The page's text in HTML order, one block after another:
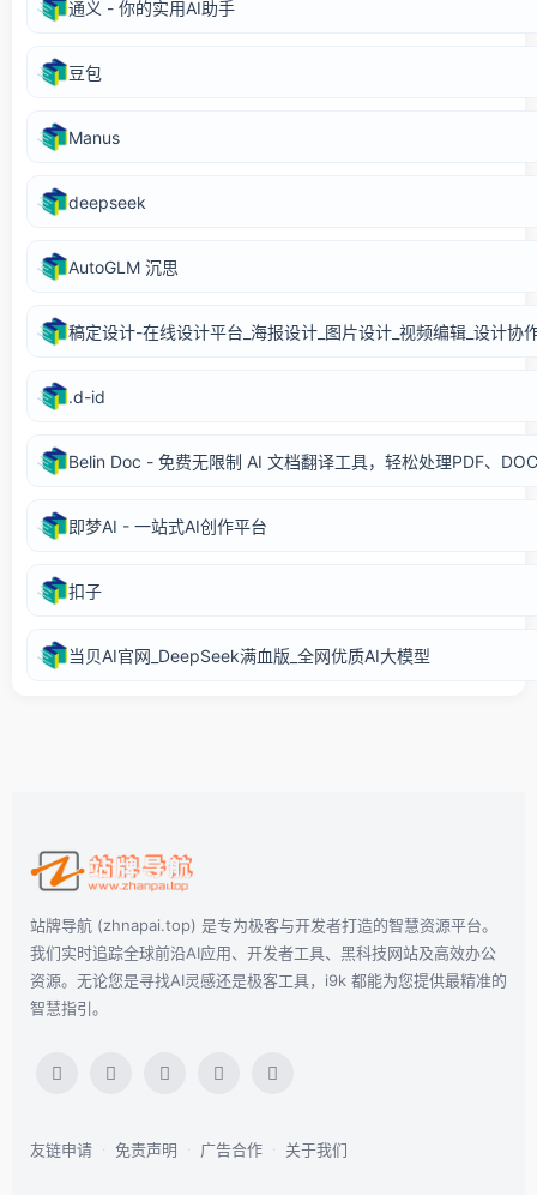
通义 - 你的实用AI助手
豆包
Manus
deepseek
AutoGLM 沉思
稿定设计-在线设计平台_海报设计_图片设计_视频编辑_设计协
.d-id
Belin Doc - 免费无限制 AI 文档翻译工具，轻松处理PDF、
即梦AI - 一站式AI创作平台
扣子
当贝AI官网_DeepSeek满血版_全网优质AI大模型
站牌导航 (zhnapai.top) 是专为极客与开发者打造的智慧资源平台。
我们实时追踪全球前沿AI应用、开发者工具、黑科技网站及高效办公
资源。无论您是寻找AI灵感还是极客工具，i9k 都能为您提供最精准的
智慧指引。
友链申请 · 免责声明 · 广告合作 · 关于我们